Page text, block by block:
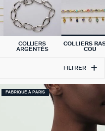
COLLIERS
ARGENTÉS
COLLIERS
COU
FILTRER
FABRIQUÉ À PARIS